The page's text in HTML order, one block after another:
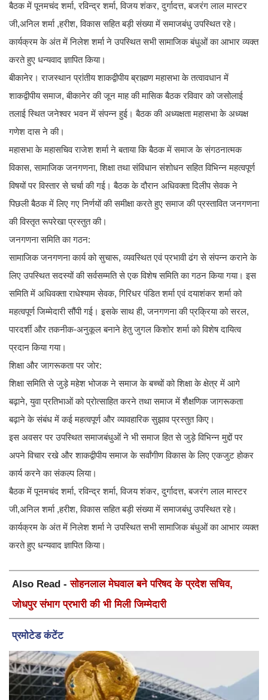
बैठक में पूनमचंद शर्मा, रविन्द्र शर्मा, विजय शंकर, दुर्गादत्त, बजरंग लाल मास्टर
जी,अनिल शर्मा ,हरीश, विकास सहित बड़ी संख्या में समाजबंधु उपस्थित रहे।
कार्यक्रम के अंत में निलेश शर्मा ने उपस्थित सभी सामाजिक बंधुओं का आभार व्यक्त
करते हुए धन्यवाद ज्ञापित किया।
बीकानेर। राजस्थान प्रांतीय शाकद्वीपीय ब्राह्मण महासभा के तत्वावधान में
शाकद्वीपीय समाज, बीकानेर की जून माह की मासिक बैठक रविवार को जसोलाई
तलाई स्थित जनेश्वर भवन में संपन्न हुई। बैठक की अध्यक्षता महासभा के अध्यक्ष
गणेश दास ने की।
महासभा के महासचिव राजेश शर्मा ने बताया कि बैठक में समाज के संगठनात्मक
विकास, सामाजिक जनगणना, शिक्षा तथा संविधान संशोधन सहित विभिन्न महत्वपूर्ण
विषयों पर विस्तार से चर्चा की गई। बैठक के दौरान अधिवक्ता दिलीप सेवक ने
पिछली बैठक में लिए गए निर्णयों की समीक्षा करते हुए समाज की प्रस्तावित जनगणना
की विस्तृत रूपरेखा प्रस्तुत की।
जनगणना समिति का गठन:
सामाजिक जनगणना कार्य को सुचारू, व्यवस्थित एवं प्रभावी ढंग से संपन्न कराने के
लिए उपस्थित सदस्यों की सर्वसम्मति से एक विशेष समिति का गठन किया गया। इस
समिति में अधिवक्ता राधेश्याम सेवक, गिरिधर पंडित शर्मा एवं दयाशंकर शर्मा को
महत्वपूर्ण जिम्मेदारी सौंपी गई। इसके साथ ही, जनगणना की प्रक्रिया को सरल,
पारदर्शी और तकनीक-अनुकूल बनाने हेतु जुगल किशोर शर्मा को विशेष दायित्व
प्रदान किया गया।
शिक्षा और जागरूकता पर जोर:
शिक्षा समिति से जुड़े महेश भोजक ने समाज के बच्चों को शिक्षा के क्षेत्र में आगे
बढ़ाने, युवा प्रतिभाओं को प्रोत्साहित करने तथा समाज में शैक्षणिक जागरूकता
बढ़ाने के संबंध में कई महत्वपूर्ण और व्यावहारिक सुझाव प्रस्तुत किए।
इस अवसर पर उपस्थित समाजबंधुओं ने भी समाज हित से जुड़े विभिन्न मुद्दों पर
अपने विचार रखे और शाकद्वीपीय समाज के सर्वांगीण विकास के लिए एकजुट होकर
कार्य करने का संकल्प लिया।
बैठक में पूनमचंद शर्मा, रविन्द्र शर्मा, विजय शंकर, दुर्गादत्त, बजरंग लाल मास्टर
जी,अनिल शर्मा ,हरीश, विकास सहित बड़ी संख्या में समाजबंधु उपस्थित रहे।
कार्यक्रम के अंत में निलेश शर्मा ने उपस्थित सभी सामाजिक बंधुओं का आभार व्यक्त
करते हुए धन्यवाद ज्ञापित किया।
Also Read -सोहनलाल मेघवाल बने परिषद के प्रदेश सचिव,
जोधपुर संभाग प्रभारी की भी मिली जिम्मेदारी